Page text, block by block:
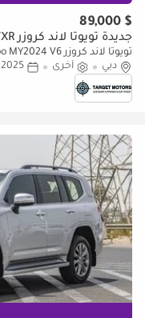
$ 89,000
جديدة تويوتا لاند كروزر VXR
تويوتا لاند كروزر VXR Land cruiser 3.5L petrol twin turbo MY2024 V6
دبي
أخرى 2025